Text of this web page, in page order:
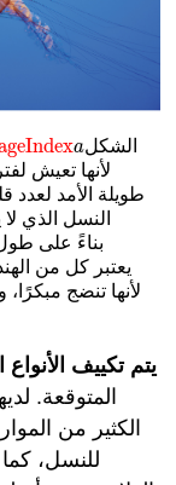
الشكلa
a
طويلة الأمد لعدد
النسل الذي لا
يعتبر كل من
لأنها تنضج
-يتم تكييف الأنواع
المتوقعة.
للنسل، كما